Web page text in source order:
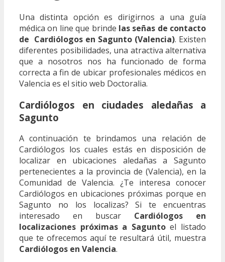
Una distinta opción es dirigirnos a una guía
médica on line que brinde las señas de contacto
de Cardiólogos en Sagunto (Valencia). Existen
diferentes posibilidades, una atractiva alternativa
que a nosotros nos ha funcionado de forma
correcta a fin de ubicar profesionales médicos en
Valencia es el sitio web Doctoralia.
Cardiólogos en ciudades aledañas a
Sagunto
A continuación te brindamos una relación de
Cardiólogos los cuales estás en disposición de
localizar en ubicaciones aledañas a Sagunto
pertenecientes a la provincia de (Valencia), en la
Comunidad de Valencia. ¿Te interesa conocer
Cardiólogos en ubicaciones próximas porque en
Sagunto no los localizas? Si te encuentras
interesado en buscar Cardiólogos en
localizaciones próximas a Saguntoel listado
que te ofrecemos aquí te resultará útil, muestra
Cardiólogos en Valencia.